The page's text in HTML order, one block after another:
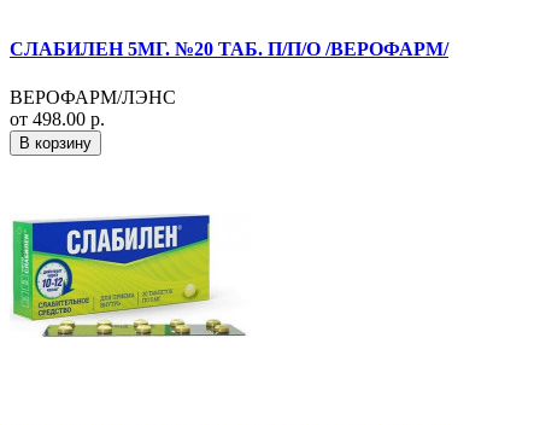
СЛАБИЛЕН 5МГ. №20 ТАБ. П/П/О /ВЕРОФАРМ/
ВЕРОФАРМ/ЛЭНС
от 498.00 р.
В корзину